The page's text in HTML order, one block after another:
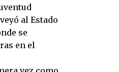
al Estado
se
en el